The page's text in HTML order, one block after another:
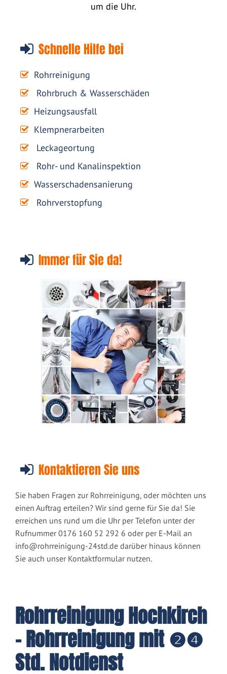
um die Uhr.
Schnelle Hilfe bei
Rohrreinigung
Rohrbruch & Wasserschäden
Heizungsausfall
Klempnerarbeiten
Leckageortung
Rohr- und Kanalinspektion
Wasserschadensanierung
Rohrverstopfung
Immer für Sie da!
Kontaktieren Sie uns
Sie haben Fragen zur Rohrreinigung, oder möchten uns
einen Auftrag erteilen? Wir sind gerne für Sie da! Sie
erreichen uns rund um die Uhr per Telefon unter der
Rufnummer 0176 160 52 292 6 oder per E-Mail an
info@rohrreinigung-24std.de darüber hinaus können
Sie auch unser Kontaktformular nutzen.
Rohrreinigung Hochkirch
- Rohrreinigung mit ❷❹
Std. Notdienst